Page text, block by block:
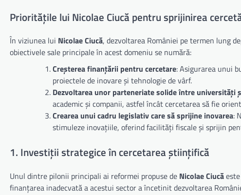
Prioritățile lui Nicolae Ciucă pentru sprijinirea
În viziunea lui Nicolae Ciucă, dezvoltarea României pe termen lung
obiectivele sale principale în acest domeniu se numără:
Creșterea finanțării pentru cercetare: Asigurarea unui
proiectele de inovare și tehnologie de vârf.
Dezvoltarea unor parteneriate solide între universități
academic și companii, astfel încât cercetarea să fie
Crearea unui cadru legislativ care să sprijine inovarea:
stimuleze inovațiile, oferind facilități fiscale și sprijin
1. Investiții strategice în cercetarea științifică
Unul dintre pilonii principali ai reformei propuse de Nicolae Ciucă
finanțarea inadecvată a acestui sector a încetinit dezvoltarea